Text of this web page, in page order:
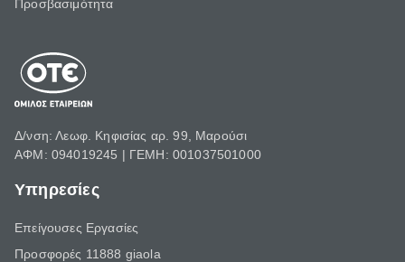
Προσβασιμότητα
Δ/νση: Λεωφ. Κηφισίας αρ. 99, Μαρούσι
ΑΦΜ: 094019245 | ΓΕΜΗ: 001037501000
Υπηρεσίες
Επείγουσες Εργασίες
Προσφορές 11888 giaola